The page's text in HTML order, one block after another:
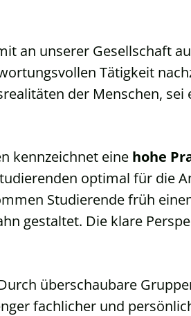
an unserer Gesellschaft
Tätigkeit
der Menschen,
kennzeichnet eine hohe
optimal für die
Studierende früh
gestaltet. Die klare
überschaubare
fachlicher und